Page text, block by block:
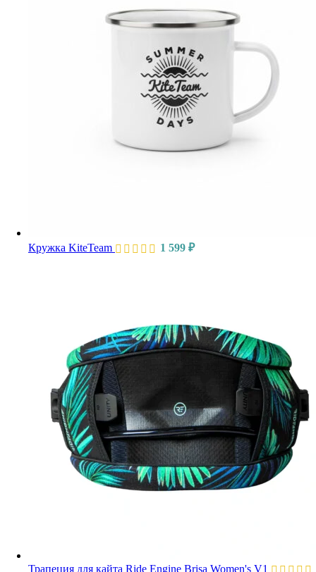
Кружка KiteTeam 1 599 ₽
Трапеция для кайта Ride Engine Brisa Women's V1